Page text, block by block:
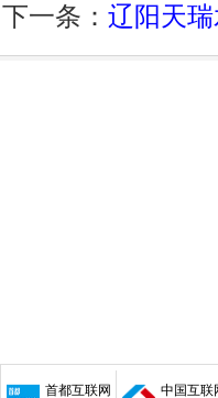
下一条： 辽阳天
首都互联网 中国互联